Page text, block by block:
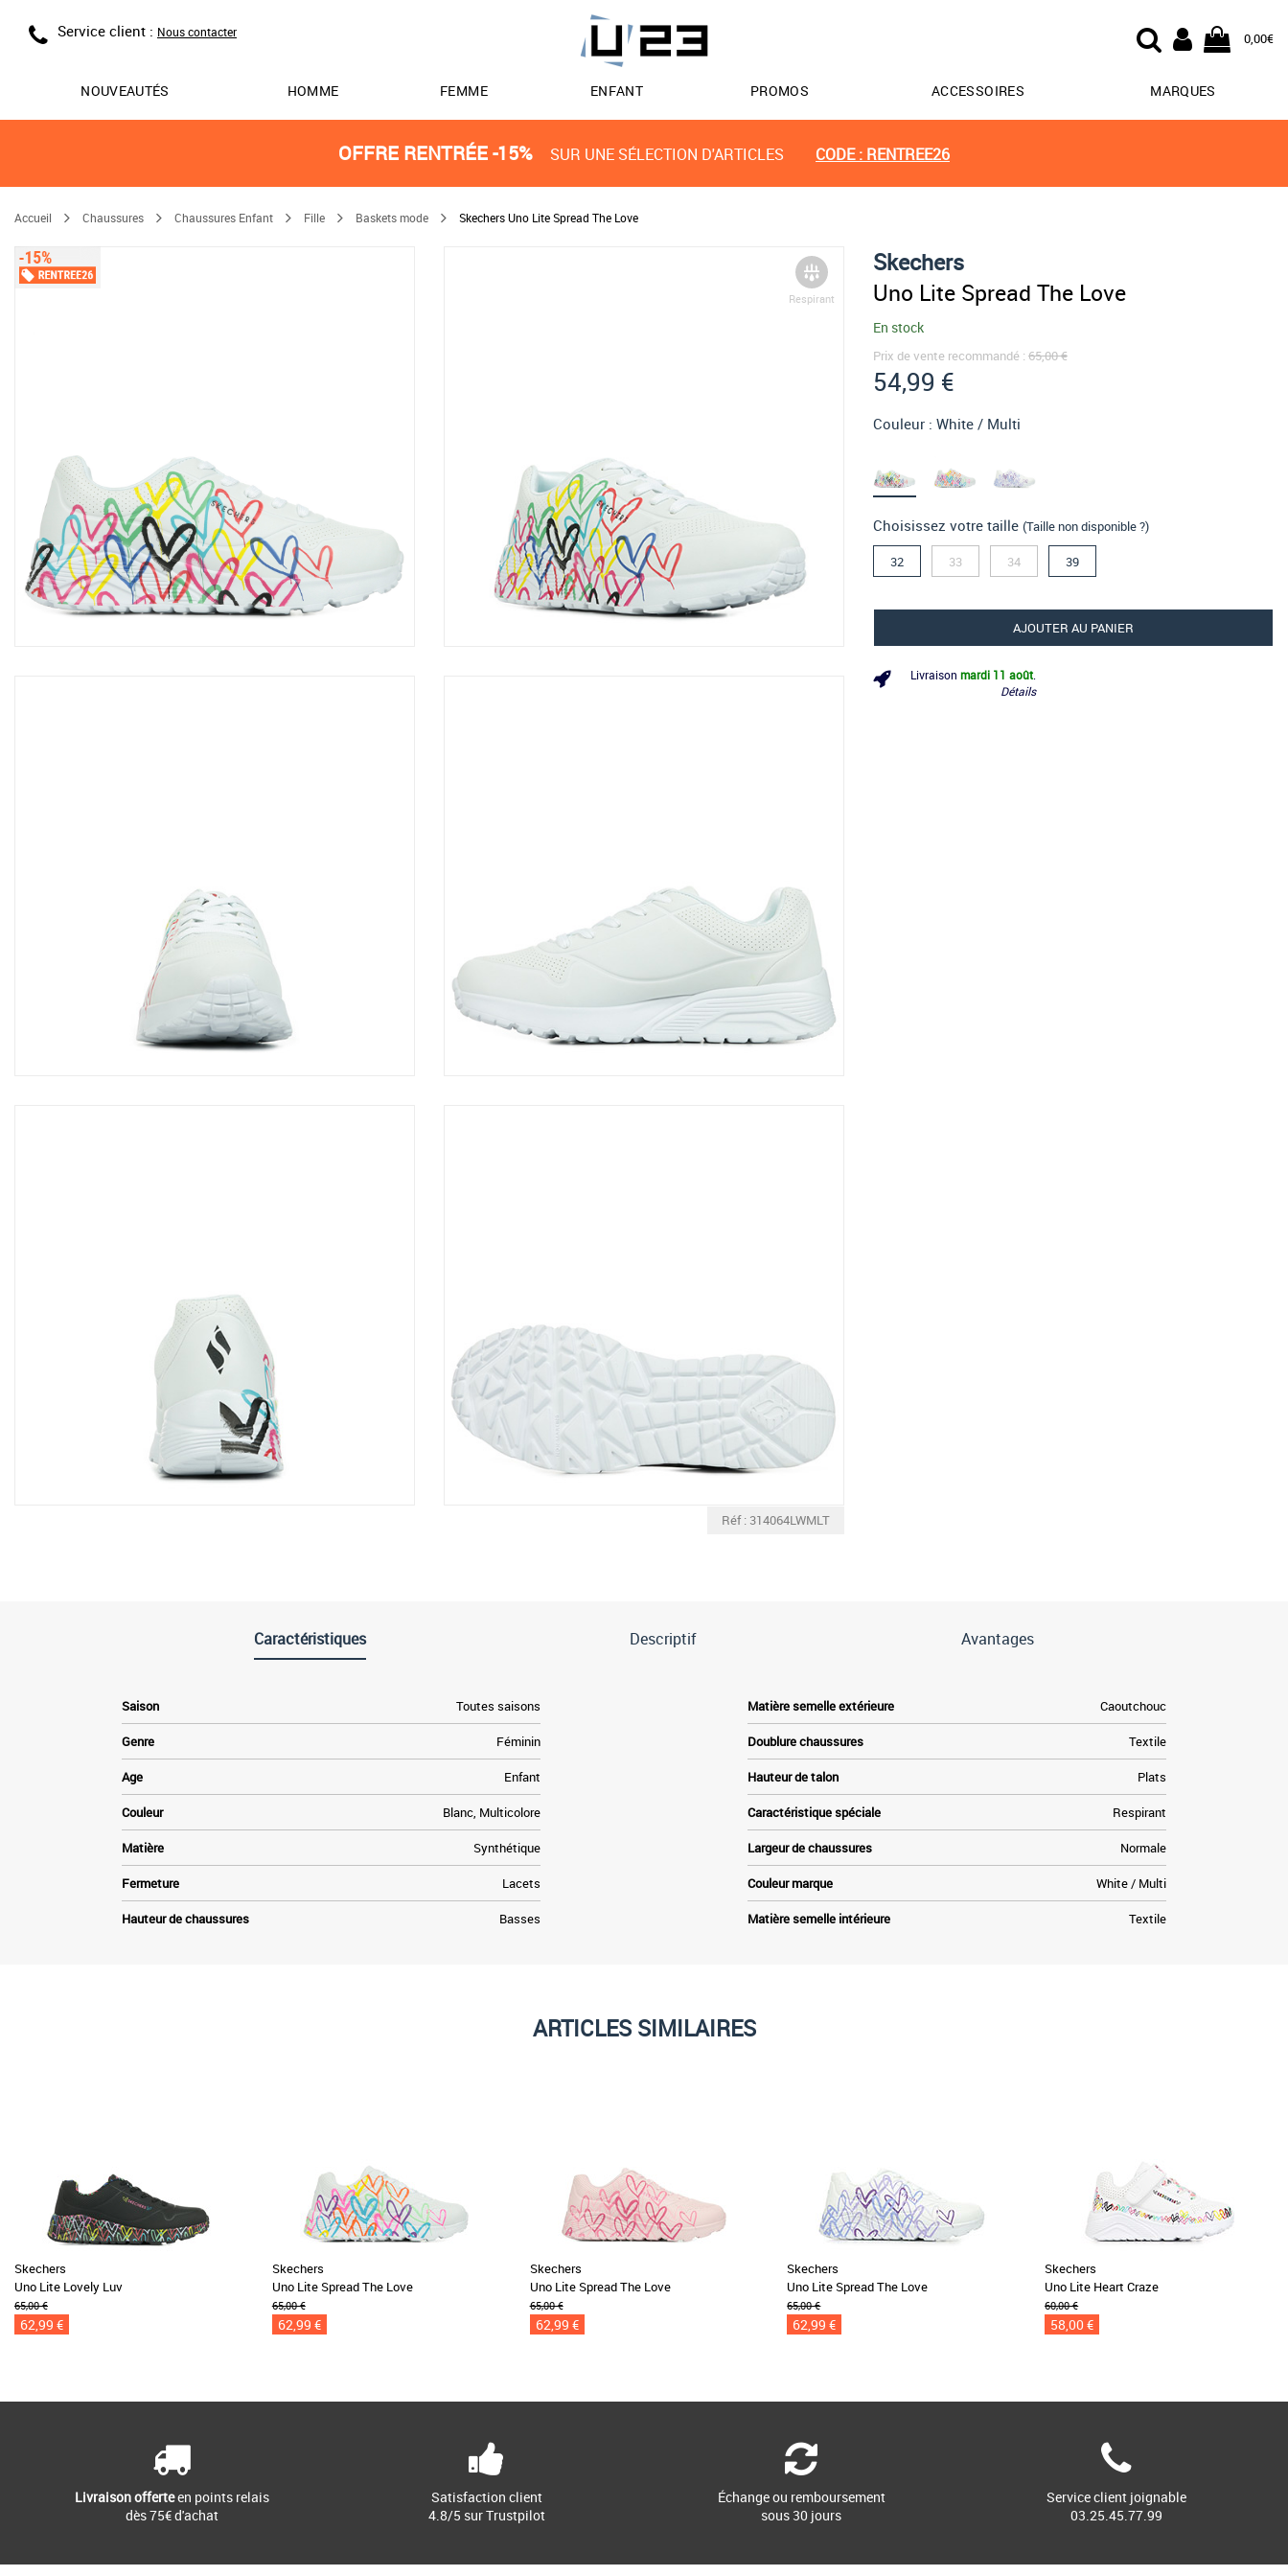
Service client : Nous contacter 0,00€
NOUVEAUTÉS HOMME FEMME ENFANT PROMOS ACCESSOIRES MARQUES
OFFRE RENTRÉE -15% SUR UNE SÉLECTION D'ARTICLES CODE : RENTREE26
Accueil Chaussures Chaussures Enfant Fille Baskets mode Skechers Uno Lite Spread The Love
Respirant
Réf : 314064LWMLT
Skechers
Uno Lite Spread The Love
En stock
Prix de vente recommandé : 65,00 €
54,99 €
Couleur : White / Multi
Choisissez votre taille (Taille non disponible ?)
32 33 34 39
AJOUTER AU PANIER
Livraison mardi 11 août
Détails
Caractéristiques Descriptif Avantages
Saison Toutes saisons
Genre Féminin
Age Enfant
Couleur Blanc, Multicolore
Matière Synthétique
Fermeture Lacets
Hauteur de chaussures Basses
Matière semelle extérieure Caoutchouc
Doublure chaussures Textile
Hauteur de talon Plats
Caractéristique spéciale Respirant
Largeur de chaussures Normale
Couleur marque White / Multi
Matière semelle intérieure Textile
ARTICLES SIMILAIRES
Skechers
Uno Lite Lovely Luv
65,00 €
62,99 €
Skechers
Uno Lite Spread The Love
65,00 €
62,99 €
Skechers
Uno Lite Spread The Love
65,00 €
62,99 €
Skechers
Uno Lite Spread The Love
65,00 €
62,99 €
Skechers
Uno Lite Heart Craze
60,00 €
58,00 €
Livraison offerteen points relais
dès 75€ d'achat
Satisfaction client
4.8/5 sur Trustpilot
Échange ou remboursement
sous 30 jours
Service client joignable
03.25.45.77.99